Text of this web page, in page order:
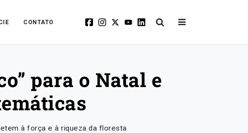
CONTATO
para o Natal e
à força e à riqueza da floresta